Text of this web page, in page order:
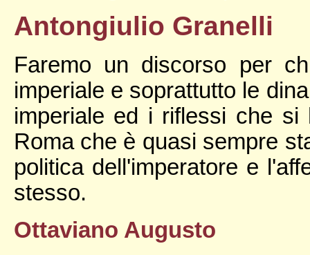
Antongiulio Granelli
Faremo un discorso per
imperiale e soprattutto le
imperiale ed i riflessi che si
Roma che è quasi sempre
politica dell'imperatore e
stesso.
Ottaviano Augusto